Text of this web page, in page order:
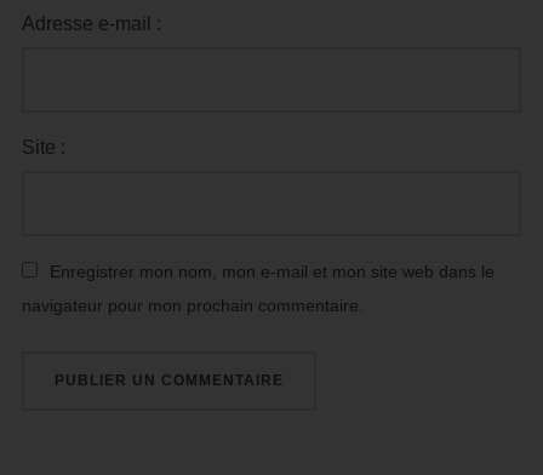
Adresse e-mail :
Site :
Enregistrer mon nom, mon e-mail et mon site web dans le
navigateur pour mon prochain commentaire.